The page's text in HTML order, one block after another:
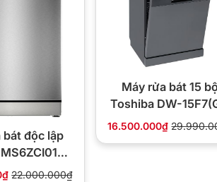
bát độc lập
6
22.000.000₫
Máy rửa bát 15
Toshiba DW-
VN
16.500.000₫